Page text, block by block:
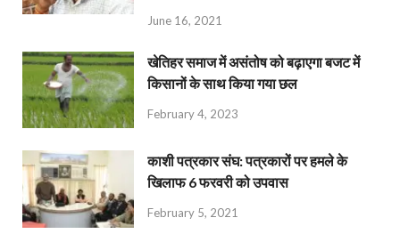
June 16, 2021
खेतिहर समाज में असंतोष को बढ़ाएगा बजट में
किसानों के साथ किया गया छल
February 4, 2023
काशी पत्रकार संघ: पत्रकारों पर हमले के
खिलाफ 6 फरवरी को उपवास
February 5, 2021